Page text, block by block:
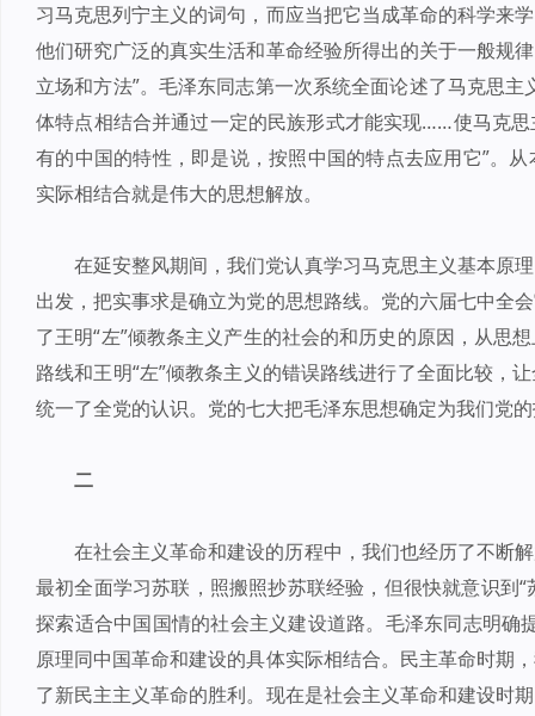
习马克思列宁主义的词句，而应当把它当成革命的科学来
他们研究广泛的真实生活和革命经验所得出的关于一般规
立场和方法”。毛泽东同志第一次系统全面论述了马克思
体特点相结合并通过一定的民族形式才能实现……使马克
有的中国的特性，即是说，按照中国的特点去应用它”。
实际相结合就是伟大的思想解放。
在延安整风期间，我们党认真学习马克思主义基本原
出发，把实事求是确立为党的思想路线。党的六届七中全
了王明“左”倾教条主义产生的社会的和历史的原因，从思
路线和王明“左”倾教条主义的错误路线进行了全面比较，
统一了全党的认识。党的七大把毛泽东思想确定为我们党
二
在社会主义革命和建设的历程中，我们也经历了不断
最初全面学习苏联，照搬照抄苏联经验，但很快就意识到
探索适合中国国情的社会主义建设道路。毛泽东同志明确
原理同中国革命和建设的具体实际相结合。民主革命时期
了新民主主义革命的胜利。现在是社会主义革命和建设时